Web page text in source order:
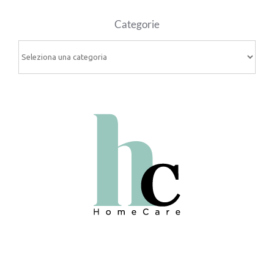
Categorie